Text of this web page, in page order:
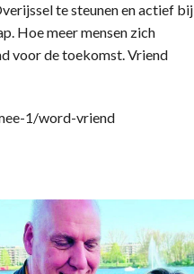
te steunen en actief bij
Hoe meer mensen zich
voor de toekomst. Vriend
1/word-vriend